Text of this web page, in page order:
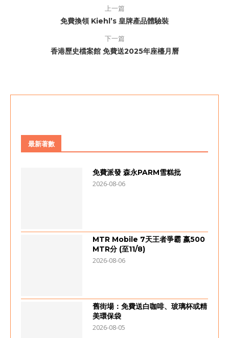
上一篇
免費換領 Kiehl’s 皇牌產品體驗裝
下一篇
香港歷史檔案館 免費送2025年座檯月曆
最新著數
免費派發 森永PARM雪糕批
2026-08-06
MTR Mobile 7天王者爭霸 嬴500
MTR分 (至11/8)
2026-08-06
舊街場：免費送白咖啡、玻璃杯或精
美環保袋
2026-08-05